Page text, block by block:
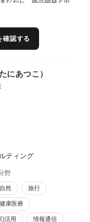
ながら、商品開発と出
お手伝いしています。
者や実需者に各生産者
を伝えていくか、
確認する
にあつこ）
ティング
野
自然 旅行
健康医療
)活用 情報通信